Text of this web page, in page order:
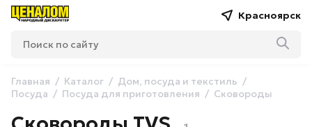
Красноярск
Главная Каталог
Дом, посуда и текстиль
Посуда
Посуда для приготовления Сковороды